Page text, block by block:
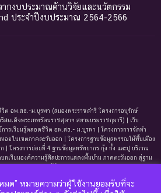
กงบประมาณด้านวิจัยและนวัตกรรม
ประจำปีงบประมาณ 2564-2566
ต อพ.สธ.-ม.บูรพา (สนองพระราชดำริ โครงการอนุรักษ์
สมเด็จพระเทพรัตนราชสุดาฯ สยามบรมราชกุมารี) | เว็บ
ารเรียนรู้ตลอดชีวิต อพ.สธ.- ม.บูรพา | โครงการการจัดทํา
อยในเขตภาคตะวันออก | โครงการฐานข้อมูลพรรณไม้พื้นเมือง
โครงการย่อยที่ 4 ฐานข้อมูลทรัพยากร กุ้ง กั้ง และปู บริเวณ
ทเรียนองค์ความรู้ศิลปะการแสดงพื้นบ้าน ภาคตะวันออก สู่ฐาน
รม ภาคตะวันออก | ฐานข้อมูลมดในเขตภาคตะวันออกของ
ภาคตะวันออกของประเทศไทย | ฐานข้อมูลทรัพยากรหญ้าทะเล
ด” หมายความว่าผู้ใช้งานยอมรับที่จะ